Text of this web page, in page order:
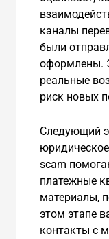
каналы
были
оформлены.
реальные
риск новых
Следующий
scam
платежные
материалы,
этом этапе
контакты с